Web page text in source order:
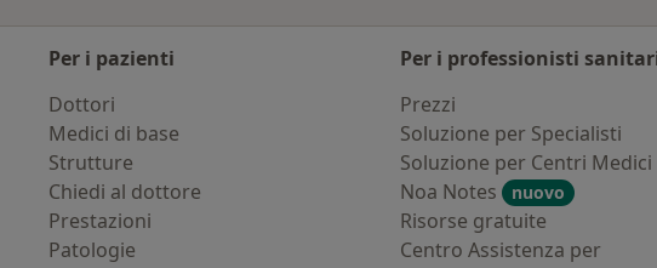
Per i pazienti
Dottori
Medici di base
Strutture
Chiedi al dottore
Prestazioni
Patologie
Per i professionisti
Prezzi
Soluzione per Specialisti
Soluzione per Centri Medici
Noa Notes
nuovo
Risorse gratuite
Centro Assistenza per